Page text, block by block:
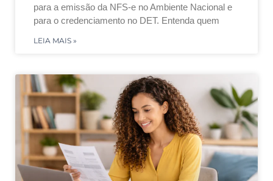
para a emissão da NFS-e no Ambiente Nacional e
para o credenciamento no DET. Entenda quem
LEIA MAIS »